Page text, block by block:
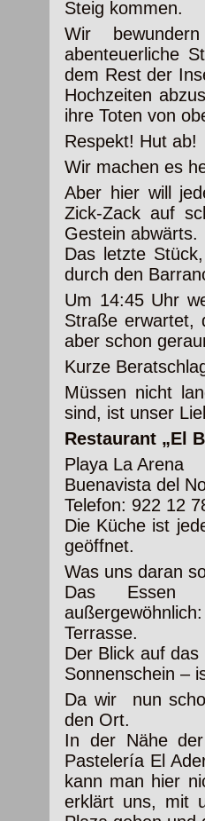
Steig kommen.
Wir
abenteuerliche
dem Rest der
Hochzeiten
ihre Toten von
Respekt! Hut ab!
Wir machen es
Aber hier will
Zick-Zack auf
Gestein abwärts.
Das letzte
durch den
Um 14:45 Uhr
Straße erwartet,
aber schon
Kurze
Müssen nicht
sind, ist unser
Restaurant „El
Playa La Arena
Buenavista del
Telefon: 922 12
Die Küche ist
geöffnet.
Was uns daran
Das Essen
Terrasse.
Der Blick auf
Sonnenschein –
Da wir nun
den Ort.
In der Nähe
Pastelería El
kann man hier
erklärt uns, mit